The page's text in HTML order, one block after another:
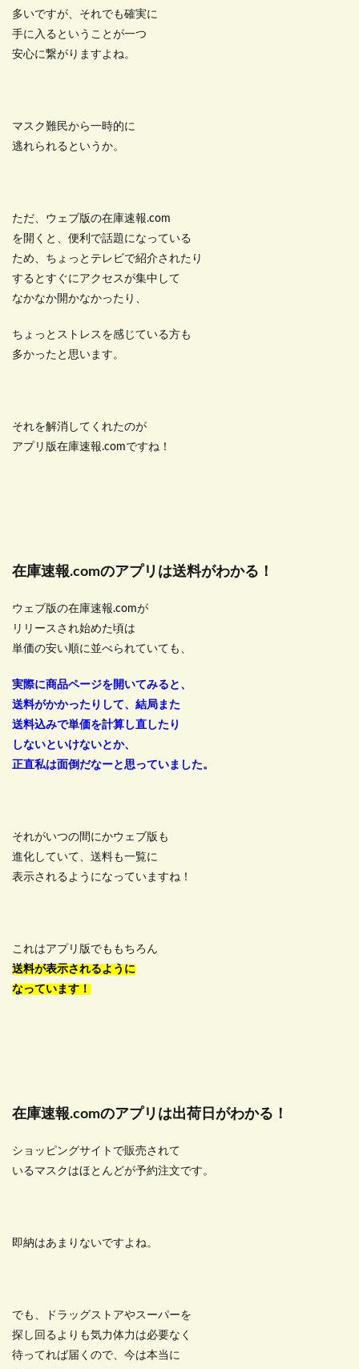
多いですが、それでも確実に
手に入るということが一つ
安心に繋がりますよね。
マスク難民から一時的に
逃れられるというか。
ただ、ウェブ版の在庫速報.com
を開くと、便利で話題になっている
ため、ちょっとテレビで紹介されたり
するとすぐにアクセスが集中して
なかなか開かなかったり、
ちょっとストレスを感じている方も
多かったと思います。
それを解消してくれたのが
アプリ版在庫速報.comですね！
在庫速報.comのアプリは送料がわかる！
ウェブ版の在庫速報.comが
リリースされ始めた頃は
単価の安い順に並べられていても、
実際に商品ページを開いてみると、
送料がかかったりして、結局また
送料込みで単価を計算し直したり
しないといけないとか、
正直私は面倒だなーと思っていました。
それがいつの間にかウェブ版も
進化していて、送料も一覧に
表示されるようになっていますね！
これはアプリ版でももちろん
送料が表示されるように
なっています！
在庫速報.comのアプリは出荷日がわかる！
ショッピングサイトで販売されて
いるマスクはほとんどが予約注文です。
即納はあまりないですよね。
でも、ドラッグストアやスーパーを
探し回るよりも気力体力は必要なく
待ってれば届くので、今は本当に